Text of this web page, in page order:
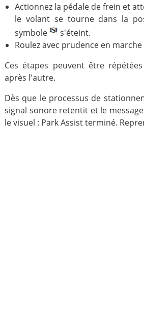
Actionnez la pédale de frein et
le volant se tourne dans la
symbole
s'éteint.
Roulez avec prudence en
Ces étapes peuvent être
après l'autre.
Dès que le processus de
signal sonore retentit et le
le visuel : Park Assist terminé.